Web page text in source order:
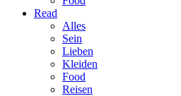
Read
Alles
Sein
Lieben
Kleiden
Food
Reisen